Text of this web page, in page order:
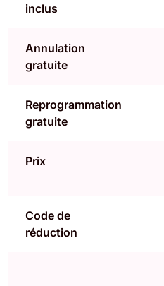
inclus
Annulation
gratuite
Reprogrammation
gratuite
Prix
Code de
réduction